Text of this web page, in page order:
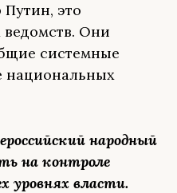
это
Они
системные
национальных
народный
на контроле
уровнях власти.